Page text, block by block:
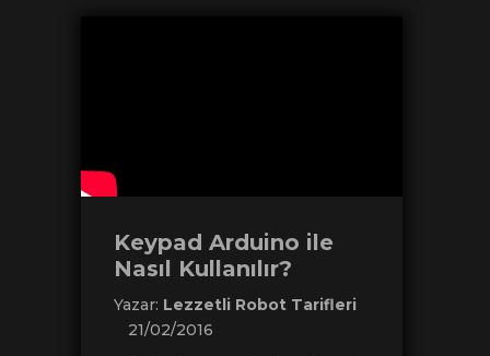
Keypad Arduino ile
Nasıl Kullanılır?
Yazar: Lezzetli Robot Tarifleri
21/02/2016